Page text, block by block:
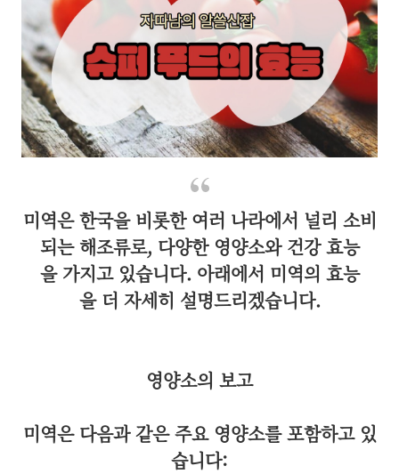
미역은 한국을 비롯한 여러 나라에서 널리 소비
되는 해조류로, 다양한 영양소와 건강 효능
을 가지고 있습니다. 아래에서 미역의 효능
을 더 자세히 설명드리겠습니다.
영양소의 보고
미역은 다음과 같은 주요 영양소를 포함하고 있
습니다: